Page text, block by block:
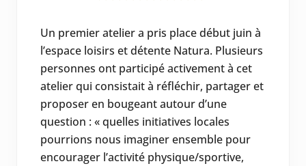
Un premier atelier a pris place début juin à
l’espace loisirs et détente Natura. Plusieurs
personnes ont participé activement à cet
atelier qui consistait à réfléchir, partager et
proposer en bougeant autour d’une
question : « quelles initiatives locales
pourrions nous imaginer ensemble pour
encourager l’activité physique/sportive,